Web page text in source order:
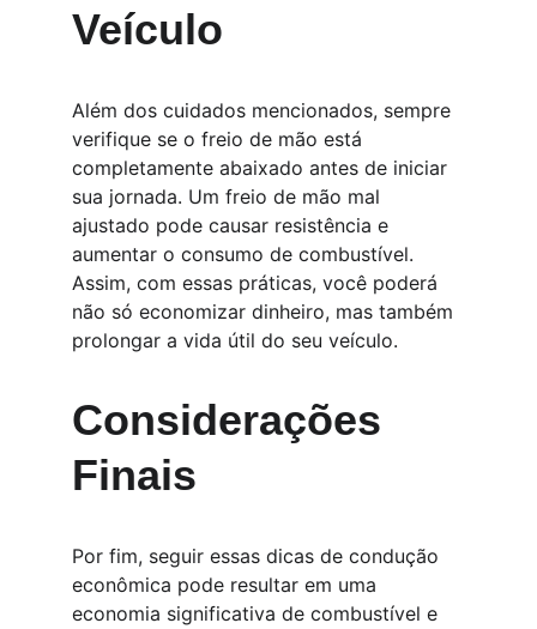
Veículo
Além dos cuidados mencionados, sempre
verifique se o freio de mão está
completamente abaixado antes de iniciar
sua jornada. Um freio de mão mal
ajustado pode causar resistência e
aumentar o consumo de combustível.
Assim, com essas práticas, você poderá
não só economizar dinheiro, mas também
prolongar a vida útil do seu veículo.
Considerações
Finais
Por fim, seguir essas dicas de condução
econômica pode resultar em uma
economia significativa de combustível e